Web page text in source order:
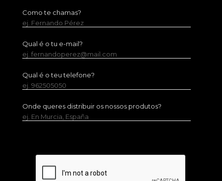
Como te chamas?
ej. Fernando Pérez
Qual é o tu e-mail?
ej. fernandoperez@mail.com
Qual é o teu telefone?
ej. 962505050
Onde queres distribuir os nossos produtos?
ej. En Murcia, España